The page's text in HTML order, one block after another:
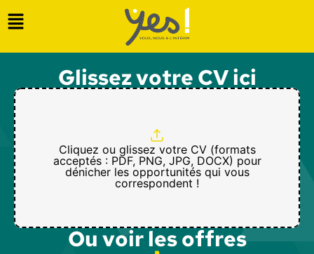
Glissez votre CV ici
Cliquez ou glissez votre CV (formats
acceptés : PDF, PNG, JPG, DOCX) pour
dénicher les opportunités qui vous
correspondent !
Ou voir les offres​